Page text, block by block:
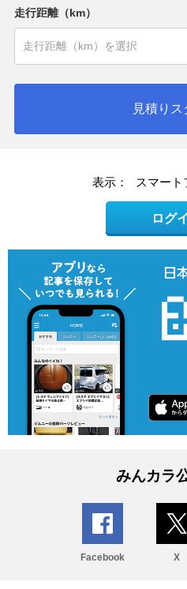
走行距離（km）
見積りス
表示： スマート
ログ
みんカラ
Facebook X